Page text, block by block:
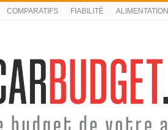
COMPARATIFS FIABILITÉ ALIMENTATION